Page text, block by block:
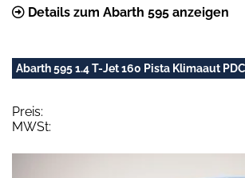
Details zum Abarth 595 anzeigen
Abarth 595 1.4 T-Jet 160 Pista Klimaaut
Preis:
MWSt: